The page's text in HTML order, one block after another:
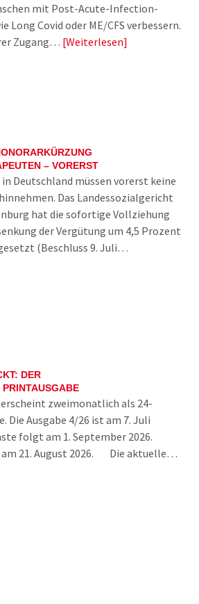
mit Post-Acute-Infection-
Long Covid oder ME/CFS verbessern.
Zugang… Weiterlesen
– VORERST
Deutschland müssen vorerst keine
Das Landessozialgericht
hat die sofortige Vollziehung
der Vergütung um 4,5 Prozent
(Beschluss 9. Juli…
DER
PRINTAUSGABE
erscheint zweimonatlich als 24-
Die Ausgabe 4/26 ist am 7. Juli
folgt am 1. September 2026.
am 21. August 2026. Die aktuelle…